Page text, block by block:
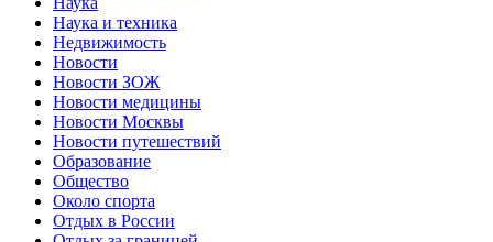
Наука и техника
Недвижимость
Новости
Новости ЗОЖ
Новости медицины
Новости Москвы
Новости путешествий
Образование
Общество
Около спорта
Отдых в России